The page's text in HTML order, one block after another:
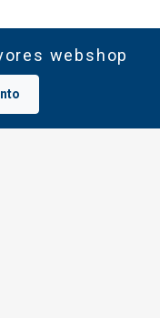
webshop